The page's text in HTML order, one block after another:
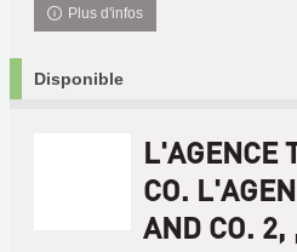
Plus d'infos
Disponible
L'AGENCE
CO.
AND CO. 2,